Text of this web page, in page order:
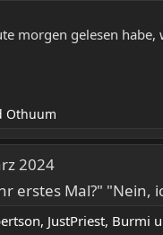
morgen gelesen
Othuum
2024
erstes Mal?" "Nein,
, JustPriest, Burmi